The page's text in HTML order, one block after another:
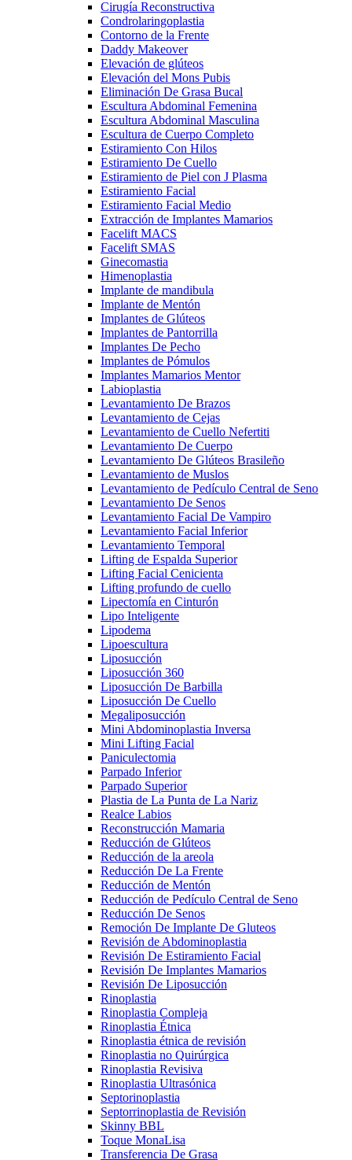
Cirugía Reconstructiva
Condrolaringoplastia
Contorno de la Frente
Daddy Makeover
Elevación de glúteos
Elevación del Mons Pubis
Eliminación De Grasa Bucal
Escultura Abdominal Femenina
Escultura Abdominal Masculina
Escultura de Cuerpo Completo
Estiramiento Con Hilos
Estiramiento De Cuello
Estiramiento de Piel con J Plasma
Estiramiento Facial
Estiramiento Facial Medio
Extracción de Implantes Mamarios
Facelift MACS
Facelift SMAS
Ginecomastia
Himenoplastia
Implante de mandibula
Implante de Mentón
Implantes de Glúteos
Implantes de Pantorrilla
Implantes De Pecho
Implantes de Pómulos
Implantes Mamarios Mentor
Labioplastia
Levantamiento De Brazos
Levantamiento de Cejas
Levantamiento de Cuello Nefertiti
Levantamiento De Cuerpo
Levantamiento De Glúteos Brasileño
Levantamiento de Muslos
Levantamiento de Pedículo Central de Seno
Levantamiento De Senos
Levantamiento Facial De Vampiro
Levantamiento Facial Inferior
Levantamiento Temporal
Lifting de Espalda Superior
Lifting Facial Cenicienta
Lifting profundo de cuello
Lipectomía en Cinturón
Lipo Inteligente
Lipodema
Lipoescultura
Liposucción
Liposucción 360
Liposucción De Barbilla
Liposucción De Cuello
Megaliposucción
Mini Abdominoplastia Inversa
Mini Lifting Facial
Paniculectomia
Parpado Inferior
Parpado Superior
Plastia de La Punta de La Nariz
Realce Labios
Reconstrucción Mamaria
Reducción de Glúteos
Reducción de la areola
Reducción De La Frente
Reducción de Mentón
Reducción de Pedículo Central de Seno
Reducción De Senos
Remoción De Implante De Gluteos
Revisión de Abdominoplastia
Revisión De Estiramiento Facial
Revisión De Implantes Mamarios
Revisión De Liposucción
Rinoplastia
Rinoplastia Compleja
Rinoplastia Étnica
Rinoplastia étnica de revisión
Rinoplastia no Quirúrgica
Rinoplastia Revisiva
Rinoplastia Ultrasónica
Septorinoplastia
Septorrinoplastia de Revisión
Skinny BBL
Toque MonaLisa
Transferencia De Grasa